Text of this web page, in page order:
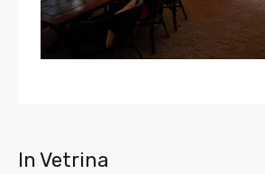
In Vetrina